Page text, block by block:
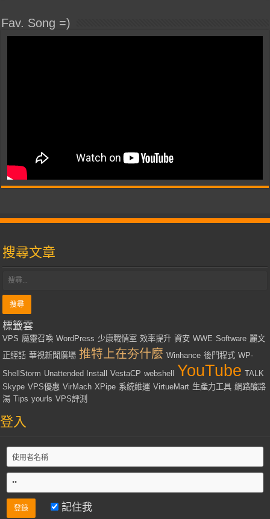
Fav. Song =)
搜尋文章
標籤雲
VPS 魔靈召喚 WordPress 少康戰情室 效率提升 資安 WWE Software 麗文
正經話 華視新聞廣場 推特上在夯什麼 Winhance 後門程式 WP-
ShellStorm Unattended Install VestaCP webshell YouTube TALK
Skype VPS優惠 VirMach XPipe 系統維運 VirtueMart 生產力工具 網路酸路
湯 Tips yourls VPS評測
登入
記住我